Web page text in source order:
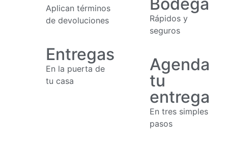
Aplican términos
de devoluciones
Rápidos y
seguros
Entregas
En la puerta de
tu casa
Agenda
tu
entrega
En tres simples
pasos